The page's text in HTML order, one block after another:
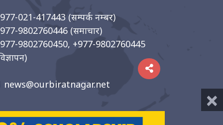
021-417443 (सम्पर्क नम्बर)
9802760446(समाचार)
9802760450, +977-9802760445
news@ourbiratnagar.net
×